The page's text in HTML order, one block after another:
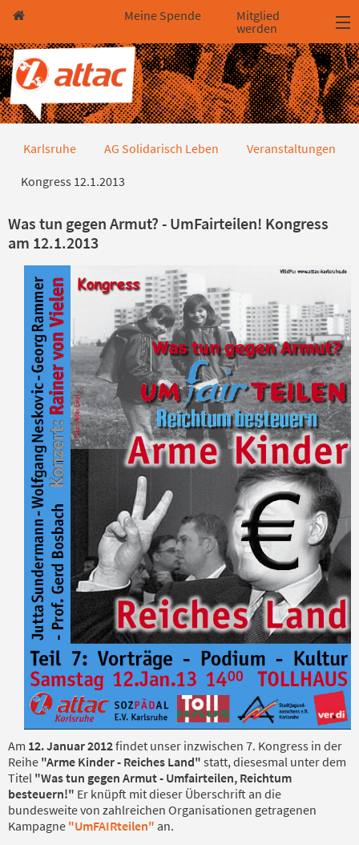
Direkt zum Hauptinhalt springen
Direkt zur Haupt-Navigation springen
Direkt zur Service-Navigation springen
Direkt zur Footer-Navigation springen
Direkt zum Footerinhalt springen
Meine Spende
Mitglied
werden
Kongress 12.1.2013
Karlsruhe AG Solidarisch Leben Veranstaltungen
Kongress 12.1.2013
Was tun gegen Armut? - UmFairteilen! Kongress
am 12.1.2013
Am 12. Januar 2012findet unser inzwischen 7. Kongress in der
Reihe "Arme Kinder - Reiches Land" statt, diesesmal unter dem
Titel "Was tun gegen Armut - Umfairteilen, Reichtum
besteuern!" Er knüpft mit dieser Überschrift an die
bundesweite von zahlreichen Organisationen getragenen
Kampagne "UmFAIRteilen" an.